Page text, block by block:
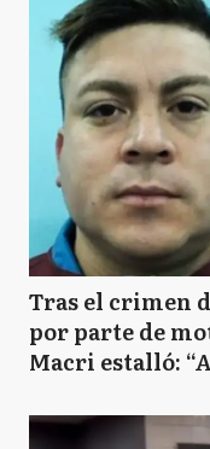
Tras el crimen
por parte de
Macri estalló: